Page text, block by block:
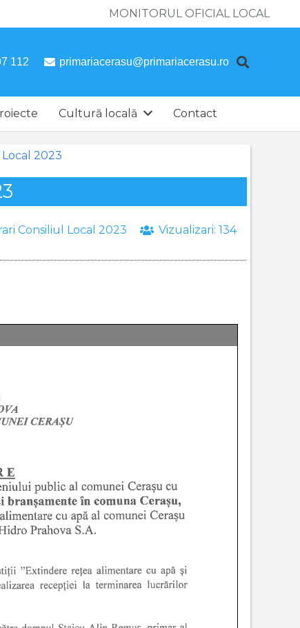
MONITORUL OFICIAL LOCAL
112 primariacerasu@primariacerasu.ro
Cultură locală Contact
2023
Consiliul Local 2023 Vizualizari: 134